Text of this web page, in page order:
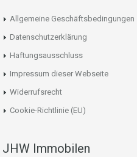
Allgemeine Geschäftsbedingungen
Datenschutzerklärung
Haftungsausschluss
Impressum dieser Webseite
Widerrufsrecht
Cookie-Richtlinie (EU)
JHW Immobilen